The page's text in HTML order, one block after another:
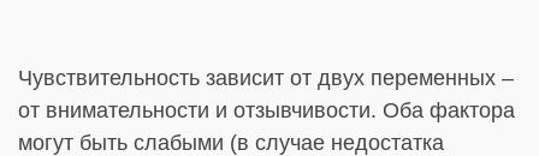
Чувствительность зависит от двух переменных –
от внимательности и отзывчивости. Оба фактора
могут быть слабыми (в случае недостатка